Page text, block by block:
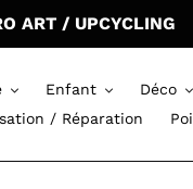
ART / UPCYCLING
Enfant
Déco
/ Réparation